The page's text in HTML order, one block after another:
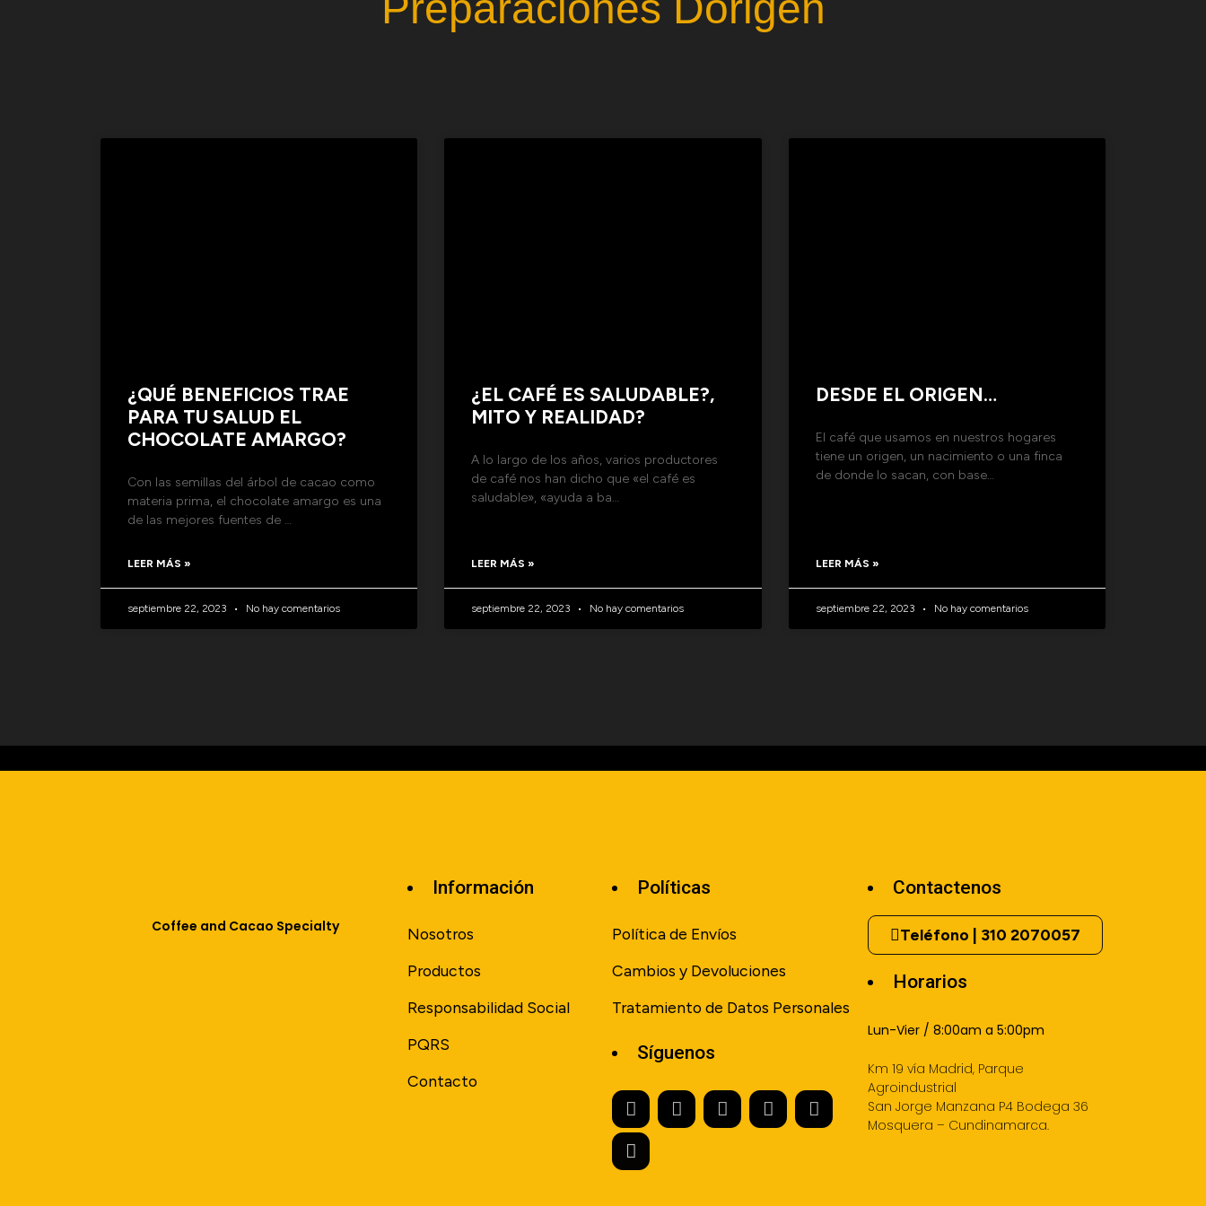
¿QUÉ BENEFICIOS TRAE
PARA TU SALUD EL
CHOCOLATE AMARGO?
Con las semillas del árbol de cacao como
materia prima, el chocolate amargo es una
de las mejores fuentes de …
LEER MÁS »
septiembre 22, 2023 No hay comentarios
¿EL CAFÉ ES SALUDABLE?,
MITO Y REALIDAD?
A lo largo de los años, varios productores
de café nos han dicho que «el café es
saludable», «ayuda a ba…
LEER MÁS »
septiembre 22, 2023 No hay comentarios
DESDE EL ORIGEN…
El café que usamos en nuestros hogares
tiene un origen, un nacimiento o una finca
de donde lo sacan, con base…
LEER MÁS »
septiembre 22, 2023 No hay comentarios
Coffee and Cacao Specialty
Información
Nosotros
Productos
Responsabilidad Social
PQRS
Contacto
Políticas
Política de Envíos
Cambios y Devoluciones
Tratamiento de Datos Personales
Síguenos
Contactenos
Teléfono | 310 2070057
Horarios
Lun-Vier / 8:00am a 5:00pm
Km 19 vía Madrid, Parque
Agroindustrial
San Jorge Manzana P4 Bodega 36
Mosquera – Cundinamarca.